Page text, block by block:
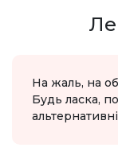
На жаль, на
Будь ласка,